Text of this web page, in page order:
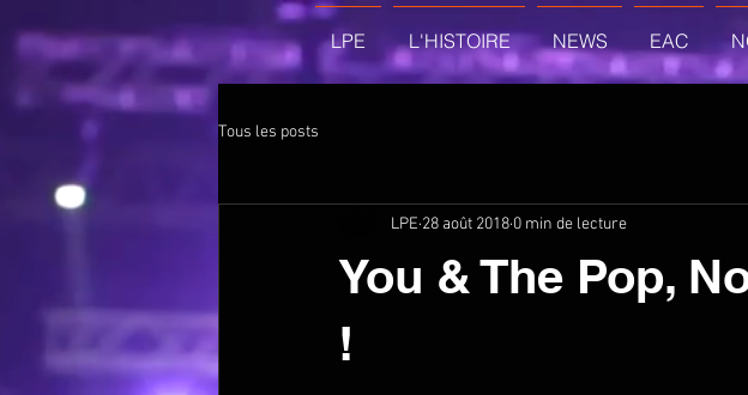
LPE L'HISTOIRE NEWS EAC
Tous les posts
You & The Pop,
!
LPE 28 août 2018 0 min de lecture